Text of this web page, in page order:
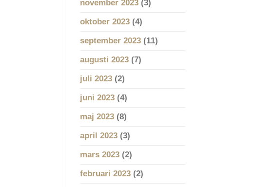
november 2023(3)
oktober 2023(4)
september 2023(11)
augusti 2023(7)
juli 2023(2)
juni 2023(4)
maj 2023(8)
april 2023(3)
mars 2023(2)
februari 2023(2)